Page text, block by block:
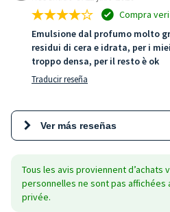
Compra
Emulsione dal profumo molto
residui di cera e idrata, per i
troppo densa, per il resto è ok
Traducir reseña
Ver más reseñas
Tous les avis proviennent d’achats
personnelles ne sont pas
privée.